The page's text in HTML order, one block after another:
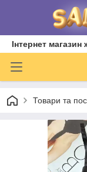
Інтернет
Товари та